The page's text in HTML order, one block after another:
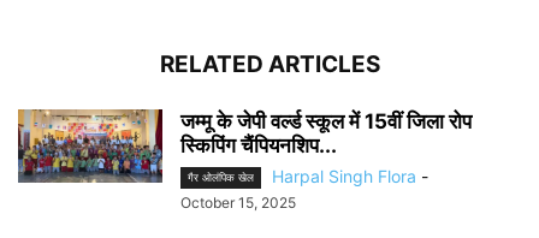
RELATED ARTICLES
जम्मू के जेपी वर्ल्ड स्कूल में 15वीं जिला रोप
स्किपिंग चैंपियनशिप...
गैर ओलंपिक खेल Harpal Singh Flora -
October 15, 2025